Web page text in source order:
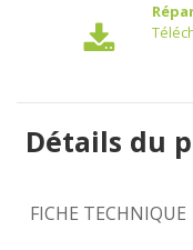
Détails du
FICHE TECHNIQUE